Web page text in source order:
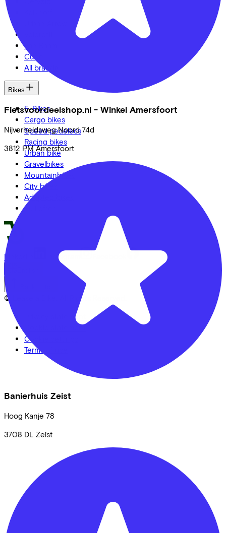
Fietsvoordeelshop.nl - Winkel Amersfoort
Nijverheidsweg Noord 74d
3812 PM Amersfoort
Banierhuis Zeist
Hoog Kanje 78
3708 DL Zeist
Van Raam
Cube
All brands
Bikes
E-Bikes
Cargo bikes
Speed pedelecs
Racing bikes
Urban bike
Gravelbikes
Mountainbikes
City bikes
Adapted bikes
Full offer
LinkedIn Instagram
© Lease a Bike. All Rights Reserved.
Privacy statement
Cookie statement
Cookie settings
Terms of use